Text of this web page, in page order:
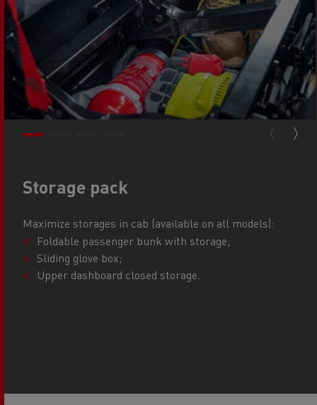
Storage pack​
Maximize storages in cab (available on all models)​:
Foldable passenger bunk with storage;
Sliding glove box;
Upper dashboard closed storage.